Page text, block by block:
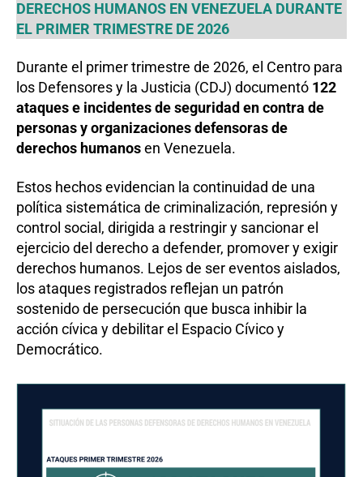
DERECHOS HUMANOS EN VENEZUELA DURANTE
EL PRIMER TRIMESTRE DE 2026
Durante el primer trimestre de 2026, el Centro para
los Defensores y la Justicia (CDJ) documentó 122
ataques e incidentes de seguridad en contra de
personas y organizaciones defensoras de
derechos humanosen Venezuela.
Estos hechos evidencian la continuidad de una
política sistemática de criminalización, represión y
control social, dirigida a restringir y sancionar el
ejercicio del derecho a defender, promover y exigir
derechos humanos. Lejos de ser eventos aislados,
los ataques registrados reflejan un patrón
sostenido de persecución que busca inhibir la
acción cívica y debilitar el Espacio Cívico y
Democrático.